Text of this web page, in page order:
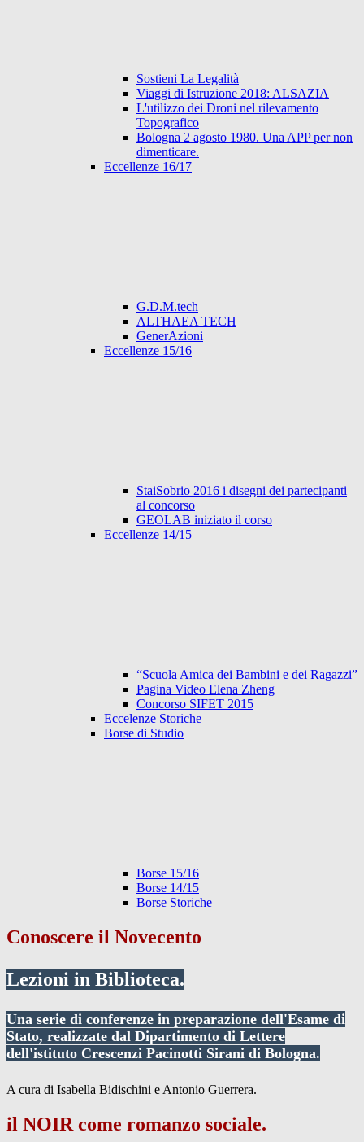
Sostieni La Legalità
Viaggi di Istruzione 2018: ALSAZIA
L'utilizzo dei Droni nel rilevamento
Topografico
Bologna 2 agosto 1980. Una APP per non
dimenticare.
Eccellenze 16/17
G.D.M.tech
ALTHAEA TECH
GenerAzioni
Eccellenze 15/16
StaiSobrio 2016 i disegni dei partecipanti
al concorso
GEOLAB iniziato il corso
Eccellenze 14/15
“Scuola Amica dei Bambini e dei Ragazzi”
Pagina Video Elena Zheng
Concorso SIFET 2015
Eccelenze Storiche
Borse di Studio
Borse 15/16
Borse 14/15
Borse Storiche
Conoscere il Novecento
Lezioni in Biblioteca.
Una serie di conferenze in preparazione dell'Esame di
Stato, realizzate dal Dipartimento di Lettere
dell'istituto Crescenzi Pacinotti Sirani di Bologna.
A cura di Isabella Bidischini e Antonio Guerrera.
il NOIR come romanzo sociale.